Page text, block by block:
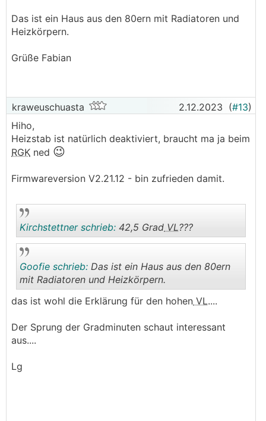
2023 drauf (2.17.5). Kann es ielleicht daran
liegen? Würde das gerne jetzt im tiefsten Winter
tollsten Überraschungn bei raus
Fabian
Das ist ein Haus aus den 80ern mit Radiatoren und
Heizkörpern.
Grüße Fabian
kraweuschuasta 2.12.2023 (#13)
Hiho,
Heizstab ist natürlich deaktiviert, braucht ma ja beim
RGK ned 😉
Firmwareversion V2.21.12 - bin zufrieden damit.
.
Kirchstettner schrieb: 42,5 Grad VL???
Goofie schrieb: Das ist ein Haus aus den 80ern
mit Radiatoren und Heizkörpern.
das ist wohl die Erklärung für den hohen VL....
Der Sprung der Gradminuten schaut interessant
aus....
Lg